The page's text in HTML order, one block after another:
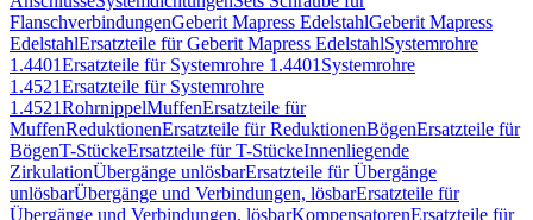
FlanschverbindungenGeberit Mapress EdelstahlGeberit Mapress
EdelstahlErsatzteile für Geberit Mapress EdelstahlSystemrohre
1.4401Ersatzteile für Systemrohre 1.4401 Systemrohre
1.4521Ersatzteile für Systemrohre
1.4521RohrnippelMuffenErsatzteile für
MuffenReduktionenErsatzteile für ReduktionenBögenErsatzteile für
BögenT-StückeErsatzteile für T-StückeInnenliegende
ZirkulationÜbergänge unlösbarErsatzteile für Übergänge
unlösbarÜbergänge und Verbindungen, lösbarErsatzteile für
Übergänge und Verbindungen, lösbarKompensatorenErsatzteile für